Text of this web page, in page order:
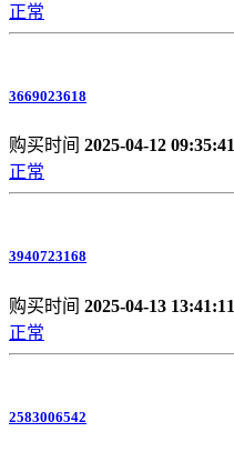
正常
3669023618
购买时间 2025-04-12 09:35:41
正常
3940723168
购买时间 2025-04-13 13:41:11
正常
2583006542